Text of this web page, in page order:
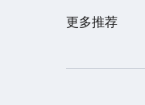
更多推荐